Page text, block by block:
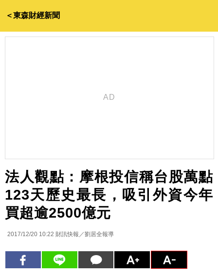
＜東森財經新聞
法人觀點：摩根投信稱台股萬點
123天歷史最長，吸引外資今年
買超逾2500億元
2017/12/20 10:22 財訊快報／劉居全報導